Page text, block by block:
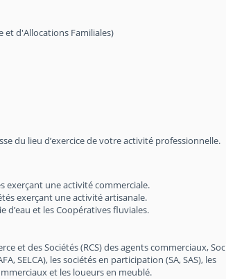
et d'Allocations Familiales)
du lieu d’exercice de votre activité professionnelle.
exerçant une activité commerciale.
exerçant une activité artisanale.
d’eau et les Coopératives fluviales.
et des Sociétés (RCS) des agents commerciaux,
SELCA), les sociétés en participation (SA, SAS), les
et les loueurs en meublé.